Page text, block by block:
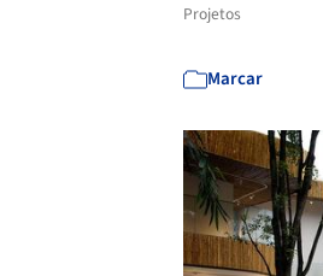
Projetos
Marcar